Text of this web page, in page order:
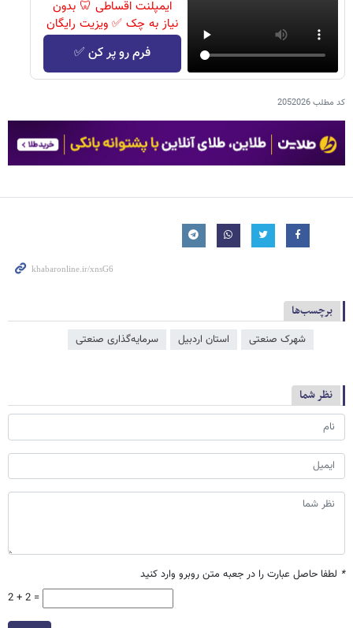
ایمپلنت اقساطی 🦷 بدون
نیاز به چک ✅ ویزیت رایگان
فرم رو پر کن ✅
کد مطلب2052026
برچسب‌ها
شهرک صنعتی استان اردبیل سرمایه‌گذاری صنعتی
نظر شما
* لطفا حاصل عبارت را در جعبه متن روبرو وارد کنید
2 + 2 =